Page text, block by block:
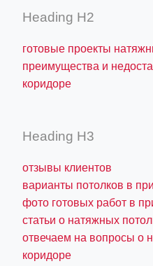
Heading H2
готовые проекты
преимущества и
коридоре
Heading H3
отзывы клиентов
варианты потолков в
фото готовых работ в
статьи о натяжных
отвечаем на вопросы о
коридоре